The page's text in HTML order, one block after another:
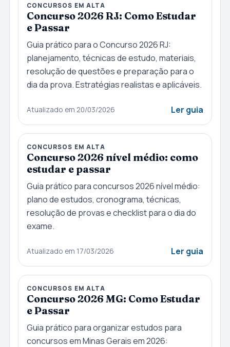
CONCURSOS EM ALTA
Concurso 2026 RJ: Como Estudar
e Passar
Guia prático para o Concurso 2026 RJ:
planejamento, técnicas de estudo, materiais,
resolução de questões e preparação para o
dia da prova. Estratégias realistas e aplicáveis.
Atualizado em 20/03/2026 Ler guia
CONCURSOS EM ALTA
Concurso 2026 nível médio: como
estudar e passar
Guia prático para concursos 2026 nível médio:
plano de estudos, cronograma, técnicas,
resolução de provas e checklist para o dia do
exame.
Atualizado em 17/03/2026 Ler guia
CONCURSOS EM ALTA
Concurso 2026 MG: Como Estudar
e Passar
Guia prático para organizar estudos para
concursos em Minas Gerais em 2026: